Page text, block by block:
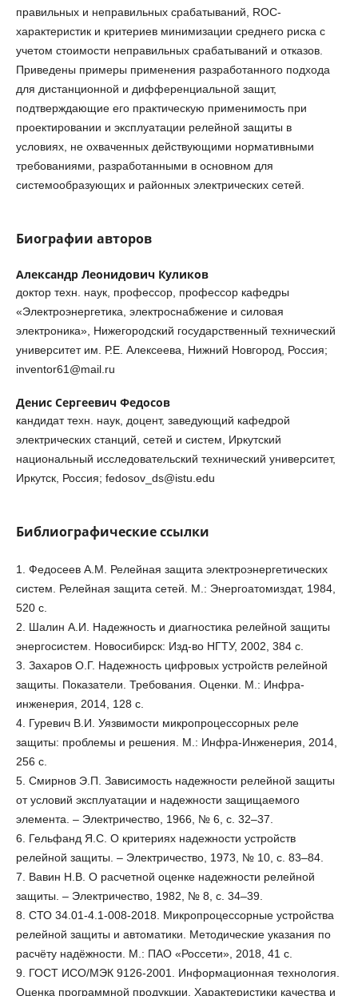
правильных и неправильных срабатываний, ROC-
характеристик и критериев минимизации среднего риска с
учетом стоимости неправильных срабатываний и отказов.
Приведены примеры применения разработанного подхода
для дистанционной и дифференциальной защит,
подтверждающие его практическую применимость при
проектировании и эксплуатации релейной защиты в
условиях, не охваченных действующими нормативными
требованиями, разработанными в основном для
системообразующих и районных электрических сетей.
Биографии авторов
Александр Леонидович Куликов
доктор техн. наук, профессор, профессор кафедры
«Электроэнергетика, электроснабжение и силовая
электроника», Нижегородский государственный технический
университет им. Р.Е. Алексеева, Нижний Новгород, Россия;
inventor61@mail.ru
Денис Сергеевич Федосов
кандидат техн. наук, доцент, заведующий кафедрой
электрических станций, сетей и систем, Иркутский
национальный исследовательский технический университет,
Иркутск, Россия; fedosov_ds@istu.edu
Библиографические ссылки
1. Федосеев А.М. Релейная защита электроэнергетических
систем. Релейная защита сетей. М.: Энергоатомиздат, 1984,
520 с.
2. Шалин А.И. Надежность и диагностика релейной защиты
энергосистем. Новосибирск: Изд-во НГТУ, 2002, 384 с.
3. Захаров О.Г. Надежность цифровых устройств релейной
защиты. Показатели. Требования. Оценки. М.: Инфра-
инженерия, 2014, 128 с.
4. Гуревич В.И. Уязвимости микропроцессорных реле
защиты: проблемы и решения. М.: Инфра-Инженерия, 2014,
256 с.
5. Смирнов Э.П. Зависимость надежности релейной защиты
от условий эксплуатации и надежности защищаемого
элемента. – Электричество, 1966, № 6, с. 32–37.
6. Гельфанд Я.С. О критериях надежности устройств
релейной защиты. – Электричество, 1973, № 10, с. 83–84.
7. Вавин Н.В. О расчетной оценке надежности релейной
защиты. – Электричество, 1982, № 8, с. 34–39.
8. СТО 34.01-4.1-008-2018. Микропроцессорные устройства
релейной защиты и автоматики. Методические указания по
расчёту надёжности. М.: ПАО «Россети», 2018, 41 с.
9. ГОСТ ИСО/МЭК 9126-2001. Информационная технология.
Оценка программной продукции. Характеристики качества и